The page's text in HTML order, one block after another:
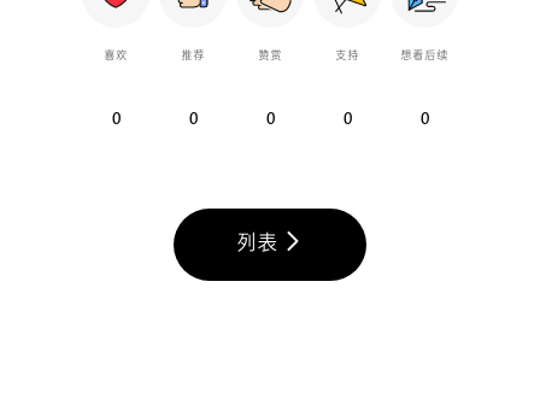
喜欢
0
推荐
0
赞赏
0
支持
0
想看后续
0
列表